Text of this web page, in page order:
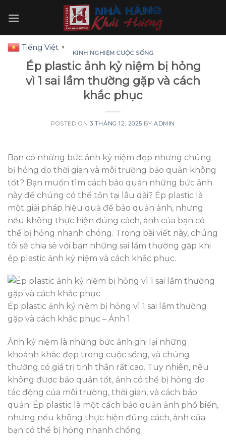
KINH NGHIỆM CUỘC SỐNG
Ép plastic ảnh kỷ niệm bị hỏng
vì 1 sai lầm thường gặp và cách
khắc phục
POSTED ON 3 THÁNG 12, 2025 BY ADMIN
Bạn có những bức ảnh kỷ niệm đẹp nhưng chúng
bị hỏng do thời gian và môi trường bảo quản không
tốt? Bạn muốn tìm cách bảo quản những bức ảnh
này để chúng có thể tồn tại lâu dài? Ép plastic là
một giải pháp hiệu quả để bảo quản ảnh, nhưng
nếu không thực hiện đúng cách, ảnh của bạn có
thể bị hỏng nhanh chóng. Trong bài viết này, chúng
tôi sẽ chia sẻ với bạn những sai lầm thường gặp khi
ép plastic ảnh kỷ niệm và cách khắc phục.
Ép plastic ảnh kỷ niệm bị hỏng vì 1 sai lầm thường
gặp và cách khắc phục – Ảnh 1
Ảnh kỷ niệm là những bức ảnh ghi lại những
khoảnh khắc đẹp trong cuộc sống, và chúng
thường có giá trị tinh thần rất cao. Tuy nhiên, nếu
không được bảo quản tốt, ảnh có thể bị hỏng do
tác động của môi trường, thời gian, và cách bảo
quản. Ép plastic là một cách bảo quản ảnh phổ biến,
nhưng nếu không thực hiện đúng cách, ảnh của
bạn có thể bị hỏng nhanh chóng.
Tiếng Việt ▼